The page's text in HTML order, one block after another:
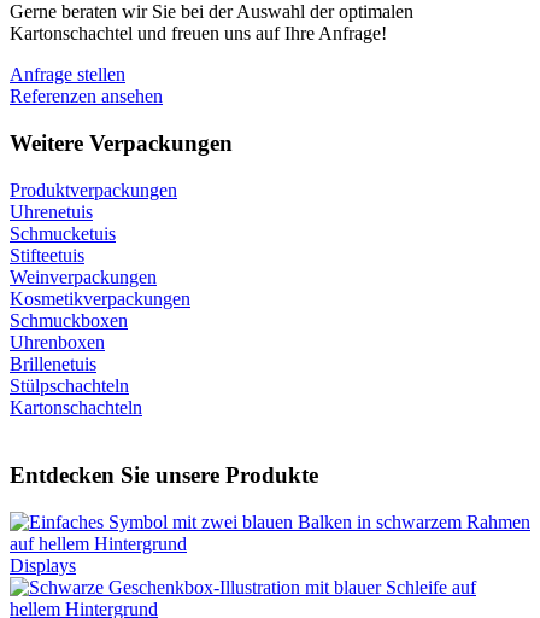
Gerne beraten wir Sie bei der Auswahl der optimalen
Kartonschachtel und freuen uns auf Ihre Anfrage!
Anfrage stellen
Referenzen ansehen
Weitere Verpackungen
Produktverpackungen
Uhrenetuis
Schmucketuis
Stifteetuis
Weinverpackungen
Kosmetikverpackungen
Schmuckboxen
Uhrenboxen
Brillenetuis
Stülpschachteln
Kartonschachteln
Entdecken Sie unsere Produkte
Displays